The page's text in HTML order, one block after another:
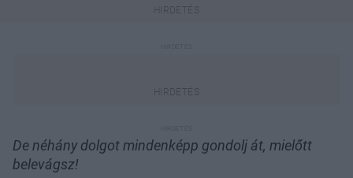
De néhány dolgot mindenképp gondolj át, mielőtt
belevágsz!